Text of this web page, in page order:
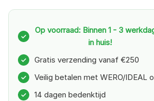
✓
Op voorraad: Binnen 1 - 3
in huis!
✓ Gratis verzending vanaf €250
✓ Veilig betalen met WERO/IDEAL
✓ 14 dagen bedenktijd